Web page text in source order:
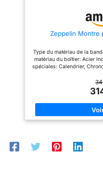
Zeppelin Montre
Type du matériau de la
matériau du boîtier: Acier
spéciales: Calendrier,
mouvement de